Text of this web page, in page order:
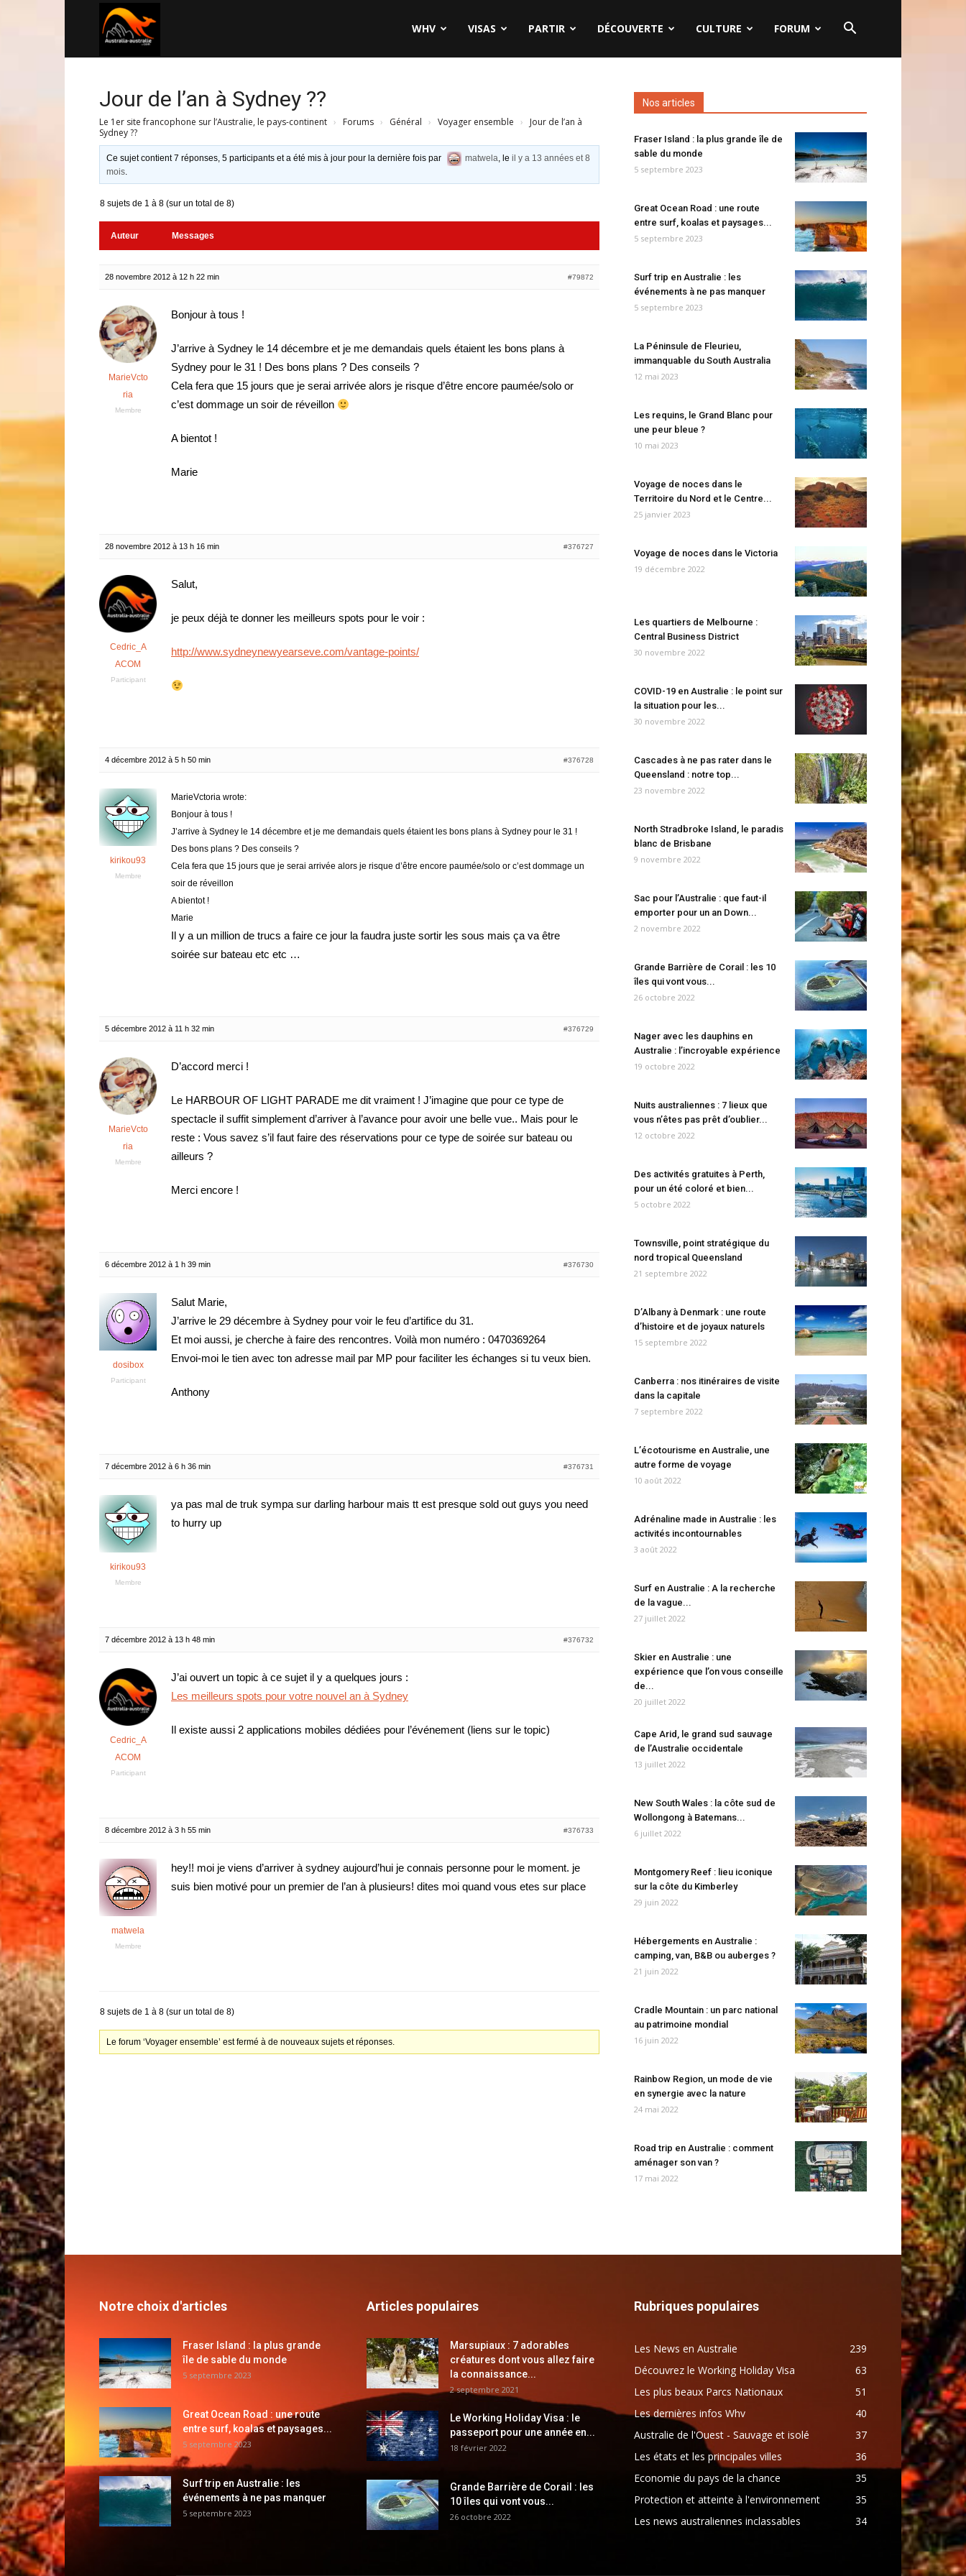
WHV VISAS PARTIR DÉCOUVERTE CULTURE FORUM
Jour de l’an à Sydney ??
Le 1er site francophone sur l’Australie, le pays-continent › Forums › Général › Voyager ensemble ›
Jour de l’an à
Sydney ??
Ce sujet contient 7 réponses, 5 participants et a été mis à jour pour la dernière fois par matwela, leil y a 13 années et 8
mois.
8 sujets de 1 à 8 (sur un total de 8)
Auteur Messages
28 novembre 2012 à 12 h 22 min #79872
MarieVcto
ria
Membre
Bonjour à tous !
J’arrive à Sydney le 14 décembre et je me demandais quels étaient les bons plans à
Sydney pour le 31 ! Des bons plans ? Des conseils ?
Cela fera que 15 jours que je serai arrivée alors je risque d’être encore paumée/solo or
c’est dommage un soir de réveillon
A bientot !
Marie
28 novembre 2012 à 13 h 16 min #376727
Cedric_A
ACOM
Participant
Salut,
je peux déjà te donner les meilleurs spots pour le voir :
http://www.sydneynewyearseve.com/vantage-points/
4 décembre 2012 à 5 h 50 min #376728
kirikou93
Membre
MarieVctoria wrote:
Bonjour à tous !
J’arrive à Sydney le 14 décembre et je me demandais quels étaient les bons plans à Sydney pour le 31 !
Des bons plans ? Des conseils ?
Cela fera que 15 jours que je serai arrivée alors je risque d’être encore paumée/solo or c’est dommage un
soir de réveillon
A bientot !
Marie
Il y a un million de trucs a faire ce jour la faudra juste sortir les sous mais ça va être
soirée sur bateau etc etc …
5 décembre 2012 à 11 h 32 min #376729
MarieVcto
ria
Membre
D’accord merci !
Le HARBOUR OF LIGHT PARADE me dit vraiment ! J’imagine que pour ce type de
spectacle il suffit simplement d’arriver à l’avance pour avoir une belle vue.. Mais pour le
reste : Vous savez s’il faut faire des réservations pour ce type de soirée sur bateau ou
ailleurs ?
Merci encore !
6 décembre 2012 à 1 h 39 min #376730
dosibox
Participant
Salut Marie,
J’arrive le 29 décembre à Sydney pour voir le feu d’artifice du 31.
Et moi aussi, je cherche à faire des rencontres. Voilà mon numéro : 0470369264
Envoi-moi le tien avec ton adresse mail par MP pour faciliter les échanges si tu veux bien.
Anthony
7 décembre 2012 à 6 h 36 min #376731
kirikou93
Membre
ya pas mal de truk sympa sur darling harbour mais tt est presque sold out guys you need
to hurry up
7 décembre 2012 à 13 h 48 min #376732
Cedric_A
ACOM
Participant
J’ai ouvert un topic à ce sujet il y a quelques jours :
Les meilleurs spots pour votre nouvel an à Sydney
Il existe aussi 2 applications mobiles dédiées pour l’événement (liens sur le topic)
8 décembre 2012 à 3 h 55 min #376733
matwela
Membre
hey!! moi je viens d’arriver à sydney aujourd’hui je connais personne pour le moment. je
suis bien motivé pour un premier de l’an à plusieurs! dites moi quand vous etes sur place
8 sujets de 1 à 8 (sur un total de 8)
Le forum ‘Voyager ensemble’ est fermé à de nouveaux sujets et réponses.
Nos articles
Fraser Island : la plus grande île de
sable du monde
5 septembre 2023
Great Ocean Road : une route
entre surf, koalas et paysages...
5 septembre 2023
Surf trip en Australie : les
événements à ne pas manquer
5 septembre 2023
La Péninsule de Fleurieu,
immanquable du South Australia
12 mai 2023
Les requins, le Grand Blanc pour
une peur bleue ?
10 mai 2023
Voyage de noces dans le
Territoire du Nord et le Centre...
25 janvier 2023
Voyage de noces dans le Victoria
19 décembre 2022
Les quartiers de Melbourne :
Central Business District
30 novembre 2022
COVID-19 en Australie : le point sur
la situation pour les...
30 novembre 2022
Cascades à ne pas rater dans le
Queensland : notre top...
23 novembre 2022
North Stradbroke Island, le paradis
blanc de Brisbane
9 novembre 2022
Sac pour l’Australie : que faut-il
emporter pour un an Down...
2 novembre 2022
Grande Barrière de Corail : les 10
îles qui vont vous...
26 octobre 2022
Nager avec les dauphins en
Australie : l’incroyable expérience
19 octobre 2022
Nuits australiennes : 7 lieux que
vous n’êtes pas prêt d’oublier...
12 octobre 2022
Des activités gratuites à Perth,
pour un été coloré et bien...
5 octobre 2022
Townsville, point stratégique du
nord tropical Queensland
21 septembre 2022
D’Albany à Denmark : une route
d’histoire et de joyaux naturels
15 septembre 2022
Canberra : nos itinéraires de visite
dans la capitale
7 septembre 2022
L’écotourisme en Australie, une
autre forme de voyage
10 août 2022
Adrénaline made in Australie : les
activités incontournables
3 août 2022
Surf en Australie : A la recherche
de la vague...
27 juillet 2022
Skier en Australie : une
expérience que l’on vous conseille
de...
20 juillet 2022
Cape Arid, le grand sud sauvage
de l’Australie occidentale
13 juillet 2022
New South Wales : la côte sud de
Wollongong à Batemans...
6 juillet 2022
Montgomery Reef : lieu iconique
sur la côte du Kimberley
29 juin 2022
Hébergements en Australie :
camping, van, B&B ou auberges ?
21 juin 2022
Cradle Mountain : un parc national
au patrimoine mondial
16 juin 2022
Rainbow Region, un mode de vie
en synergie avec la nature
24 mai 2022
Road trip en Australie : comment
aménager son van ?
17 mai 2022
Notre choix d'articles
Fraser Island : la plus grande
île de sable du monde
5 septembre 2023
Great Ocean Road : une route
entre surf, koalas et paysages...
5 septembre 2023
Surf trip en Australie : les
événements à ne pas manquer
5 septembre 2023
Articles populaires
Marsupiaux : 7 adorables
créatures dont vous allez faire
la connaissance...
2 septembre 2021
Le Working Holiday Visa : le
passeport pour une année en...
18 février 2022
Grande Barrière de Corail : les
10 îles qui vont vous...
26 octobre 2022
Rubriques populaires
Les News en Australie
239
Découvrez le Working Holiday Visa
63
Les plus beaux Parcs Nationaux
51
Les dernières infos Whv
40
Australie de l'Ouest - Sauvage et isolé
37
Les états et les principales villes
36
Economie du pays de la chance
35
Protection et atteinte à l'environnement
35
Les news australiennes inclassables
34